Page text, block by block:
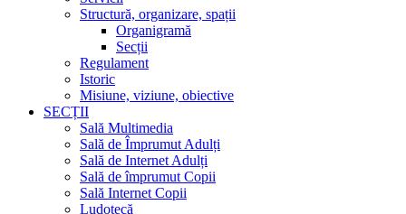
Structură, organizare, spații
Organigramă
Secții
Regulament
Istoric
Misiune, viziune, obiective
SECȚII
Sală Multimedia
Sală de Împrumut Adulți
Sală de Internet Adulți
Sală de împrumut Copii
Sală Internet Copii
Ludotecă